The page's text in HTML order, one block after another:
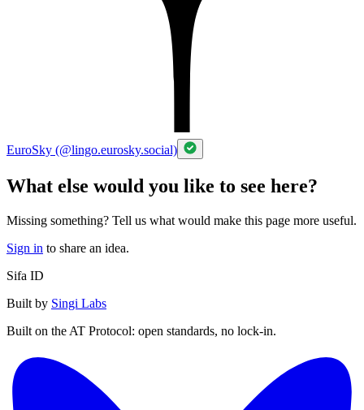
EuroSky (@lingo.eurosky.social)
What else would you like to see here?
Missing something? Tell us what would make this page more useful.
Sign in to share an idea.
Sifa ID
Built by Singi Labs
Built on the AT Protocol: open standards, no lock-in.